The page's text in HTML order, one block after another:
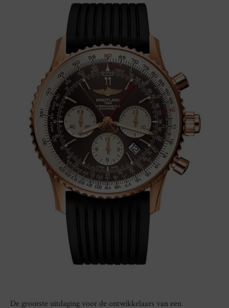
De grootste uitdaging voor de ontwikkelaars van een